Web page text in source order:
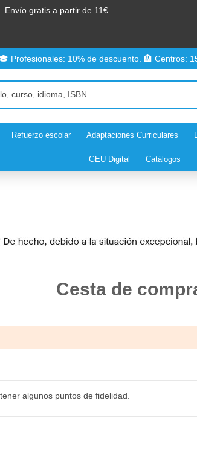
Envío gratis a partir de 11€
Profesionales: 10% de descuento. 🏨 Centros:
Refuerzo escolar Adaptaciones Curriculares
GEU Digital Catálogos
Cesta de
algunos puntos de fidelidad.